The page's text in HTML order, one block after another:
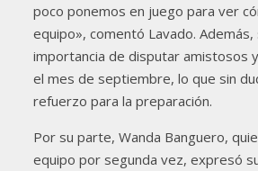
poco ponemos en juego para ver
equipo», comentó Lavado. Además,
importancia de disputar amistosos
el mes de septiembre, lo que sin
refuerzo para la preparación.
Por su parte, Wanda Banguero,
equipo por segunda vez, expresó